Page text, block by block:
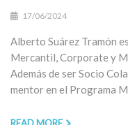
17/06/2024
Alberto Suárez Tramón
Mercantil, Corporate y
Además de ser Socio
mentor en el Programa